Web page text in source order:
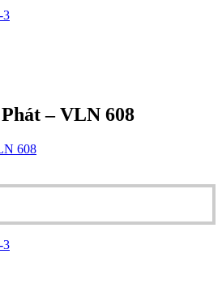
1,161,000₫
chọn
có
được
phẩm
– VLN 608
608